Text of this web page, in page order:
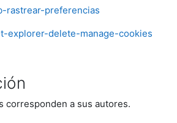
rastrear-preferencias
explorer-delete-manage-cookies
corresponden a sus autores.